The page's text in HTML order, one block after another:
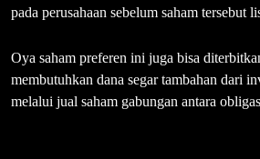
pada perusahaan sebelum saham tersebut
Oya saham preferen ini juga bisa
membutuhkan dana segar tambahan dari
melalui jual saham gabungan antara